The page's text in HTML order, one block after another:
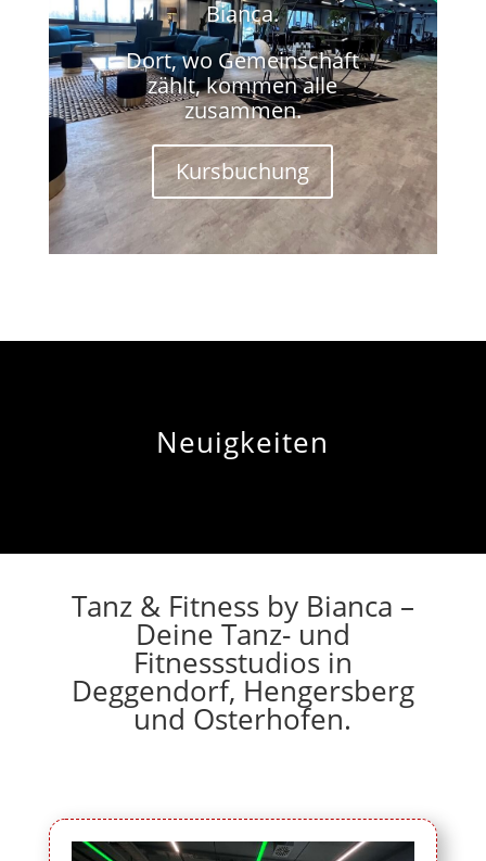
Bianca.
Dort, wo Gemeinschaft
zählt, kommen alle
zusammen.
Kursbuchung
Neuigkeiten
Tanz & Fitness by Bianca –
Deine Tanz- und
Fitnessstudios in
Deggendorf, Hengersberg
und Osterhofen.